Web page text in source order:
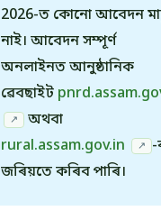
2026-ত কোনো আবেদন
নাই। আবেদন সম্পূৰ্ণ
অনলাইনত আনুষ্ঠানিক
ৱেবছাইট
↗ অথবা
rural.assam.gov.in
↗ -
জৰিয়তে কৰিব পাৰি।